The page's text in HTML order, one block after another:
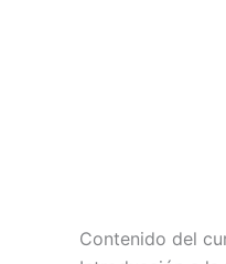
Contenido del